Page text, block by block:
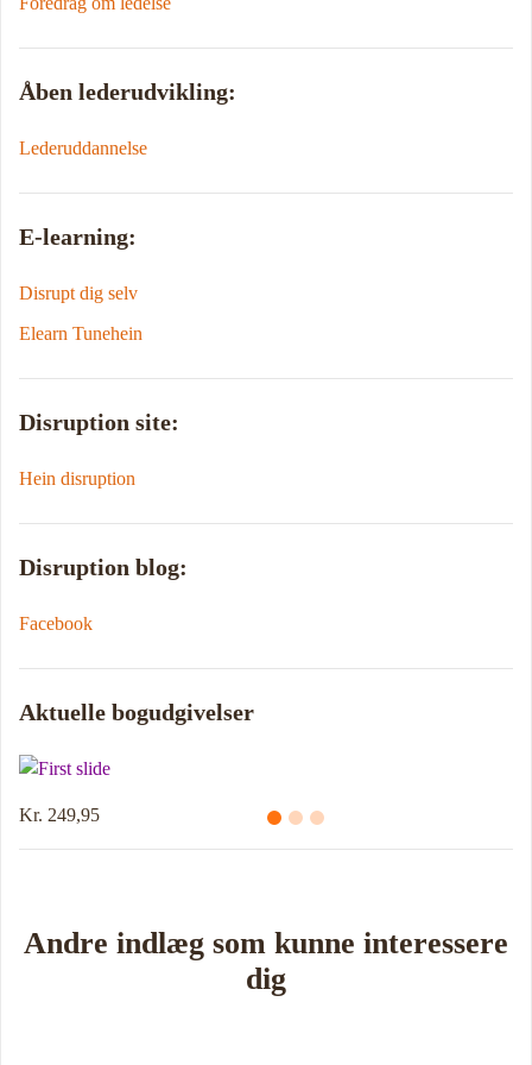
Åben lederudvikling:
Lederuddannelse
E-learning:
Disrupt dig selv
Elearn Tunehein
Disruption site:
Hein disruption
Disruption blog:
Facebook
Aktuelle bogudgivelser
Kr. 214,95
Andre indlæg som kunne interessere
dig